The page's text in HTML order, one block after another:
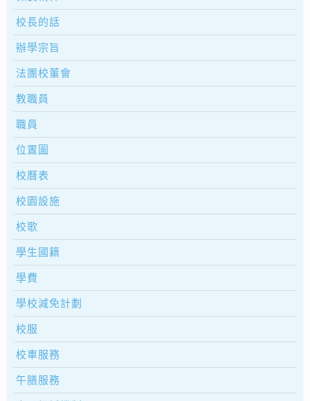
校長的話
辦學宗旨
法團校董會
教職員
職員
位置圖
校曆表
校園設施
校歌
學生國籍
學費
學校減免計劃
校服
校車服務
午膳服務